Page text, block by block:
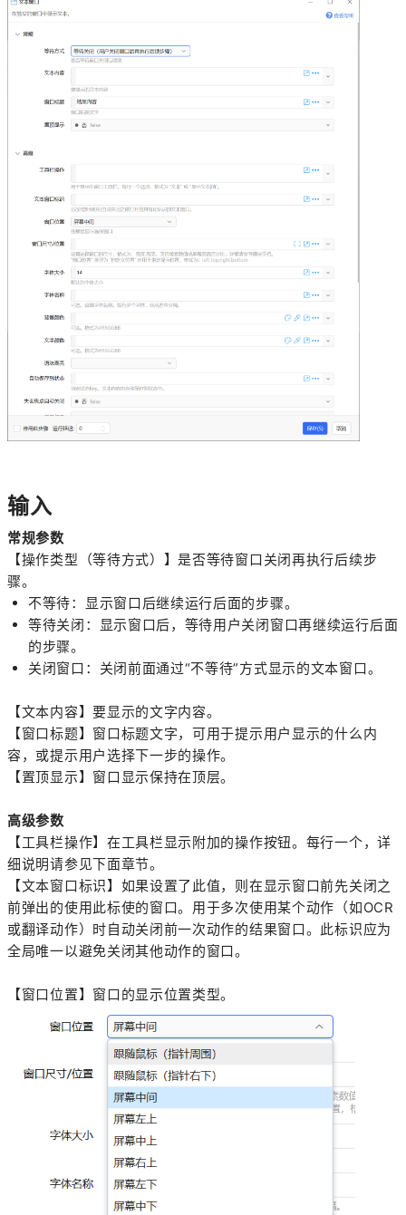
输入
常规参数
【操作类型（等待方式）】是否等待窗口关闭再执行后续步
骤。
不等待：显示窗口后继续运行后面的步骤。
等待关闭：显示窗口后，等待用户关闭窗口再继续运行后面
的步骤。
关闭窗口：关闭前面通过“不等待”方式显示的文本窗口。
【文本内容】要显示的文字内容。
【窗口标题】窗口标题文字，可用于提示用户显示的什么内
容，或提示用户选择下一步的操作。
【置顶显示】窗口显示保持在顶层。
高级参数
【工具栏操作】在工具栏显示附加的操作按钮。每行一个，详
细说明请参见下面章节。
【文本窗口标识】如果设置了此值，则在显示窗口前先关闭之
前弹出的使用此标使的窗口。用于多次使用某个动作（如OCR
或翻译动作）时自动关闭前一次动作的结果窗口。此标识应为
全局唯一以避免关闭其他动作的窗口。
【窗口位置】窗口的显示位置类型。